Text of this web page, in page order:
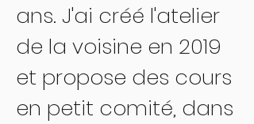
ans. J'ai créé l'atelier
de la voisine en 2019
et propose des cours
en petit comité, dans